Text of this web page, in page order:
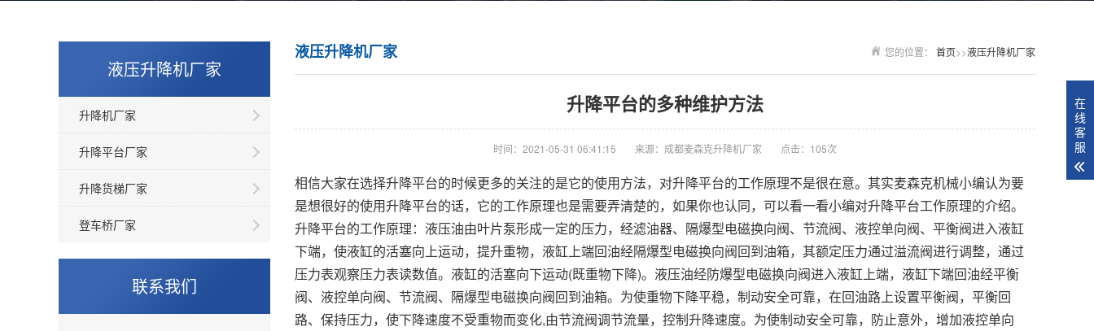
液压升降机厂家
升降机厂家
升降平台厂家
升降货梯厂家
登车桥厂家
联系我们
您的位置： 首页>>液压升降机厂家
液压升降机厂家
升降平台的多种维护方法
时间：2021-05-31 06:41:15 来源：成都麦森克升降机厂家 点击：105次
相信大家在选择升降平台的时候更多的关注的是它的使用方法，对升降平台的工作原理不是很在意。其实麦森克机械小编认为要
是想很好的使用升降平台的话，它的工作原理也是需要弄清楚的，如果你也认同，可以看一看小编对升降平台工作原理的介绍。
升降平台的工作原理：液压油由叶片泵形成一定的压力，经滤油器、隔爆型电磁换向阀、节流阀、液控单向阀、平衡阀进入液缸
下端，使液缸的活塞向上运动，提升重物，液缸上端回油经隔爆型电磁换向阀回到油箱，其额定压力通过溢流阀进行调整，通过
压力表观察压力表读数值。液缸的活塞向下运动(既重物下降)。液压油经防爆型电磁换向阀进入液缸上端，液缸下端回油经平衡
阀、液控单向阀、节流阀、隔爆型电磁换向阀回到油箱。为使重物下降平稳，制动安全可靠，在回油路上设置平衡阀，平衡回
路、保持压力，使下降速度不受重物而变化,由节流阀调节流量，控制升降速度。为使制动安全可靠，防止意外，增加液控单向
在
线
客
服